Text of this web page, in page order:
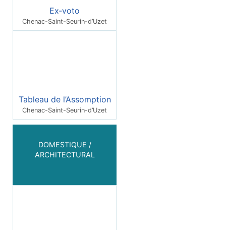
Ex‑voto
Chenac-Saint-Seurin-d’Uzet
Tableau de l’Assomption
Chenac-Saint-Seurin-d’Uzet
DOMESTIQUE /
ARCHITECTURAL